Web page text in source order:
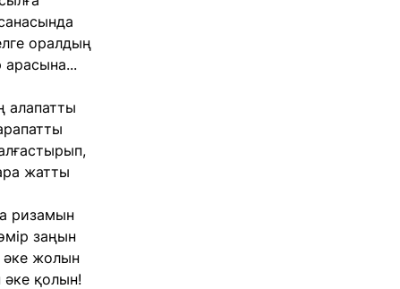
оралдың
арасына...
алапатты
жатты
ризамын
заңын
әке жолын
әке қолын!